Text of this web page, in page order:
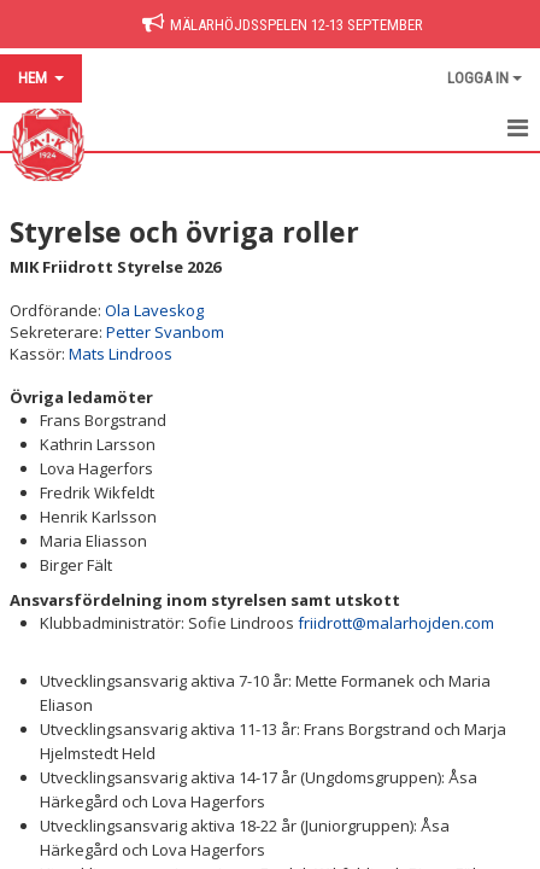
MÄLARHÖJDSSPELEN 12-13 SEPTEMBER
HEM LOGGA IN
HEM
NYHETER
VERKSAMHETSIDÉ
STYRELSE
BYTE TILL ELLER FRÅN MÄLARHÖJDENS IK
GDPR
BARN- OCH UNGDOMSFONDEN
BILDGALLERI
HITTA PÅ SIDAN
Styrelse och övriga roller
MIK Friidrott Styrelse 2026
Ordförande: Ola Laveskog
Sekreterare: Petter Svanbom
Kassör: Mats Lindroos
Övriga ledamöter
Frans Borgstrand
Kathrin Larsson
Lova Hagerfors
Fredrik Wikfeldt
Henrik Karlsson
Maria Eliasson
Birger Fält
Ansvarsfördelning inom styrelsen samt utskott
Klubbadministratör: Sofie Lindroos friidrott@malarhojden.com
Utvecklingsansvarig aktiva 7-10 år: Mette Formanek och Maria
Eliason
Utvecklingsansvarig aktiva 11-13 år: Frans Borgstrand och Marja
Hjelmstedt Held
Utvecklingsansvarig aktiva 14-17 år (Ungdomsgruppen): Åsa
Härkegård och Lova Hagerfors
Utvecklingsansvarig aktiva 18-22 år (Juniorgruppen): Åsa
Härkegård och Lova Hagerfors